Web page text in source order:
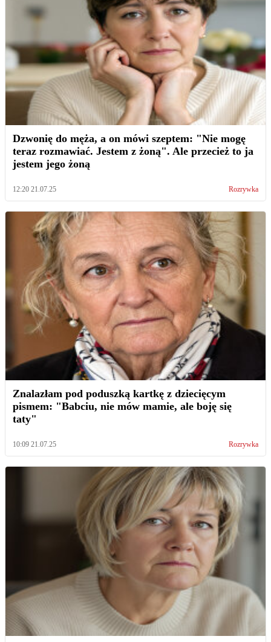
Dzwonię do męża, a on mówi szeptem: "Nie mogę
teraz rozmawiać. Jestem z żoną". Ale przecież to ja
jestem jego żoną
12:20 21.07.25 Rozrywka
Znalazłam pod poduszką kartkę z dziecięcym
pismem: "Babciu, nie mów mamie, ale boję się
taty"
10:09 21.07.25 Rozrywka